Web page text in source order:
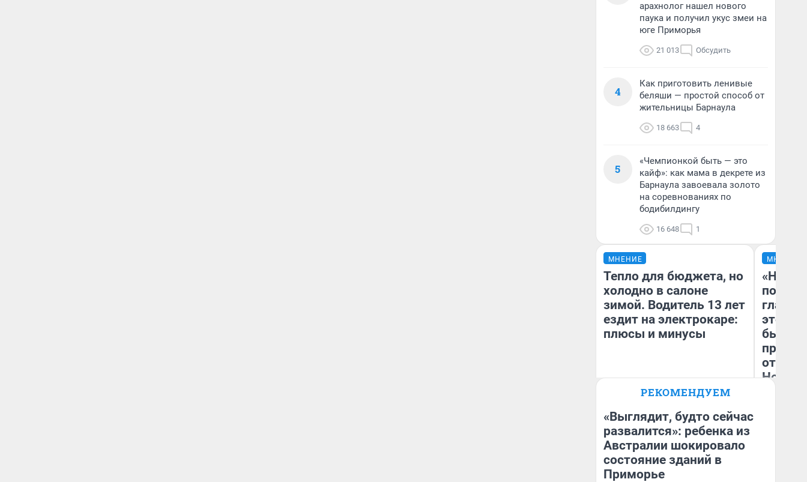
арахнолог нашел нового
паука и получил укус змеи на
юге Приморья
21 013 Обсудить
4
Как приготовить ленивые
беляши — простой способ от
жительницы Барнаула
18 663 4
5
«Чемпионкой быть — это
кайф»: как мама в декрете из
Барнаула завоевала золото
на соревнованиях по
бодибилдингу
16 648 1
МНЕНИЕ
Тепло для бюджета, но
холодно в салоне
зимой. Водитель 13 лет
ездит на электрокаре:
плюсы и минусы
Денис Дедюхин
МНЕНИЕ
этого
бьет
отзыв
Нолана
РЕКОМЕНДУЕМ
«Выглядит, будто сейчас
развалится»: ребенка из
Австралии шокировало
состояние зданий в
Приморье